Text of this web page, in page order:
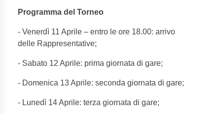
Programma del Torneo
- Venerdì 11 Aprile – entro le ore 18.00: arrivo
delle Rappresentative;
- Sabato 12 Aprile: prima giornata di gare;
- Domenica 13 Aprile: seconda giornata di gare;
- Lunedì 14 Aprile: terza giornata di gare;